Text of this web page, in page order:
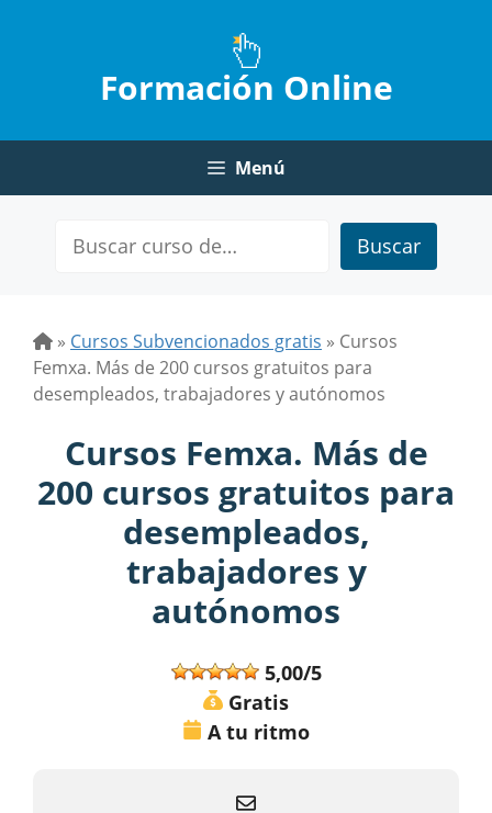
Formación Online
Menú
Buscar
» Cursos Subvencionados gratis » Cursos
Femxa. Más de 200 cursos gratuitos para
desempleados, trabajadores y autónomos
Cursos Femxa. Más de
200 cursos gratuitos para
desempleados,
trabajadores y
autónomos
5,00/5
Gratis
A tu ritmo